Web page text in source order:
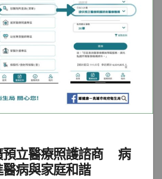
預立醫療照護諮商 病
病與家庭和諧